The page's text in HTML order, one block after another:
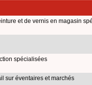
et de vernis en magasin
spécialisées
sur éventaires et marchés